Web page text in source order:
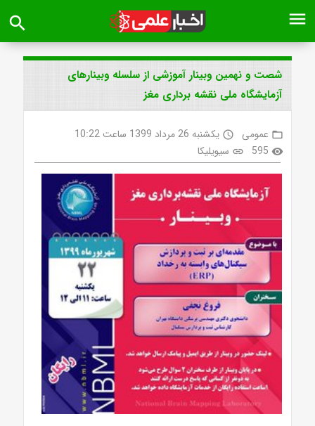
menu
search
شصت و نهمین وبینار آموزشی از سلسله وبینارهای
آزمایشگاه ملی نقشه برداری مغز
folder_open عمومی access_time یکشنبه 26 مرداد 1399 ساعت 10:22
visibility
595
link سیویلیکا